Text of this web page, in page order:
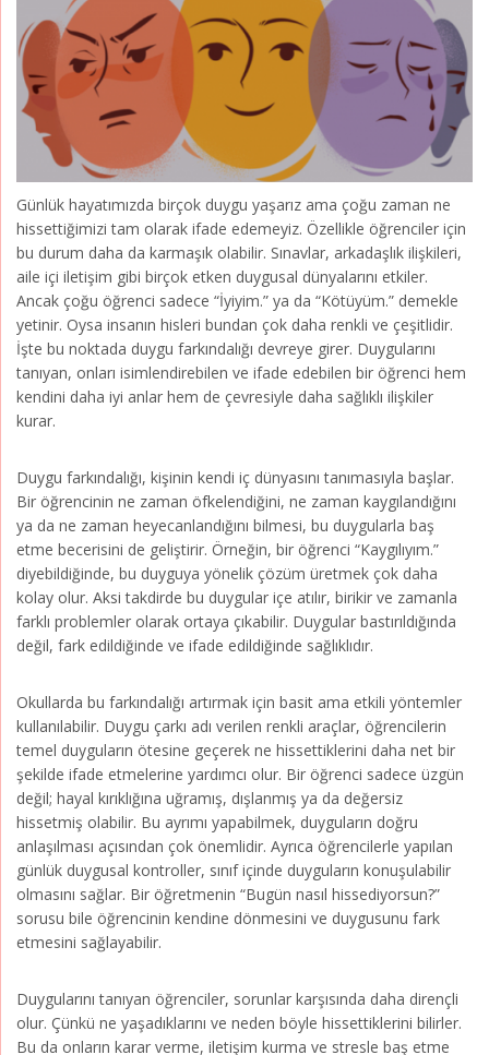
Günlük hayatımızda birçok duygu yaşarız ama çoğu zaman ne
hissettiğimizi tam olarak ifade edemeyiz. Özellikle öğrenciler için
bu durum daha da karmaşık olabilir. Sınavlar, arkadaşlık ilişkileri,
aile içi iletişim gibi birçok etken duygusal dünyalarını etkiler.
Ancak çoğu öğrenci sadece “İyiyim.” ya da “Kötüyüm.” demekle
yetinir. Oysa insanın hisleri bundan çok daha renkli ve çeşitlidir.
İşte bu noktada duygu farkındalığı devreye girer. Duygularını
tanıyan, onları isimlendirebilen ve ifade edebilen bir öğrenci hem
kendini daha iyi anlar hem de çevresiyle daha sağlıklı ilişkiler
kurar.
Duygu farkındalığı, kişinin kendi iç dünyasını tanımasıyla başlar.
Bir öğrencinin ne zaman öfkelendiğini, ne zaman kaygılandığını
ya da ne zaman heyecanlandığını bilmesi, bu duygularla baş
etme becerisini de geliştirir. Örneğin, bir öğrenci “Kaygılıyım.”
diyebildiğinde, bu duyguya yönelik çözüm üretmek çok daha
kolay olur. Aksi takdirde bu duygular içe atılır, birikir ve zamanla
farklı problemler olarak ortaya çıkabilir. Duygular bastırıldığında
değil, fark edildiğinde ve ifade edildiğinde sağlıklıdır.
Okullarda bu farkındalığı artırmak için basit ama etkili yöntemler
kullanılabilir. Duygu çarkı adı verilen renkli araçlar, öğrencilerin
temel duyguların ötesine geçerek ne hissettiklerini daha net bir
şekilde ifade etmelerine yardımcı olur. Bir öğrenci sadece üzgün
değil; hayal kırıklığına uğramış, dışlanmış ya da değersiz
hissetmiş olabilir. Bu ayrımı yapabilmek, duyguların doğru
anlaşılması açısından çok önemlidir. Ayrıca öğrencilerle yapılan
günlük duygusal kontroller, sınıf içinde duyguların konuşulabilir
olmasını sağlar. Bir öğretmenin “Bugün nasıl hissediyorsun?”
sorusu bile öğrencinin kendine dönmesini ve duygusunu fark
etmesini sağlayabilir.
Duygularını tanıyan öğrenciler, sorunlar karşısında daha dirençli
olur. Çünkü ne yaşadıklarını ve neden böyle hissettiklerini bilirler.
Bu da onların karar verme, iletişim kurma ve stresle baş etme